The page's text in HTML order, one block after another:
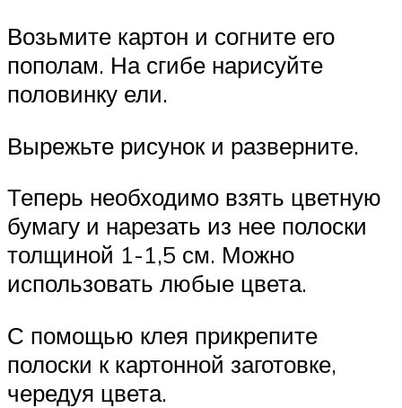
Возьмите картон и согните его
пополам. На сгибе нарисуйте
половинку ели.
Вырежьте рисунок и разверните.
Теперь необходимо взять цветную
бумагу и нарезать из нее полоски
толщиной 1-1,5 см. Можно
использовать любые цвета.
С помощью клея прикрепите
полоски к картонной заготовке,
чередуя цвета.